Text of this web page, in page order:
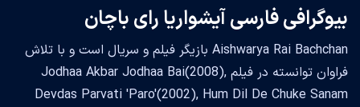
بیوگرافی فارسی آیشواریا رای باچان
Aishwarya Rai Bachchan بازیگر فیلم و سریال است و با تلاش
فراوان توانسته در فیلم Jodhaa Akbar Jodhaa Bai(2008),
Devdas Parvati 'Paro'(2002), Hum Dil De Chuke Sanam